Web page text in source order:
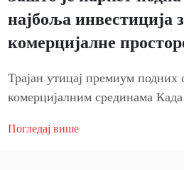
најбоља инвестиција
комерцијалне
Трајан утицај премиум подних
комерцијалним срединама Када
која одлука има толико велики
Погледај више